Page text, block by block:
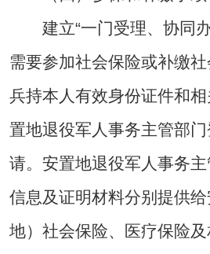
建立“一门受理、协同办
需要参加社会保险或补缴
兵持本人有效身份证件和
置地退役军人事务主管部
请。安置地退役军人事务
信息及证明材料分别提供
地）社会保险、医疗保险